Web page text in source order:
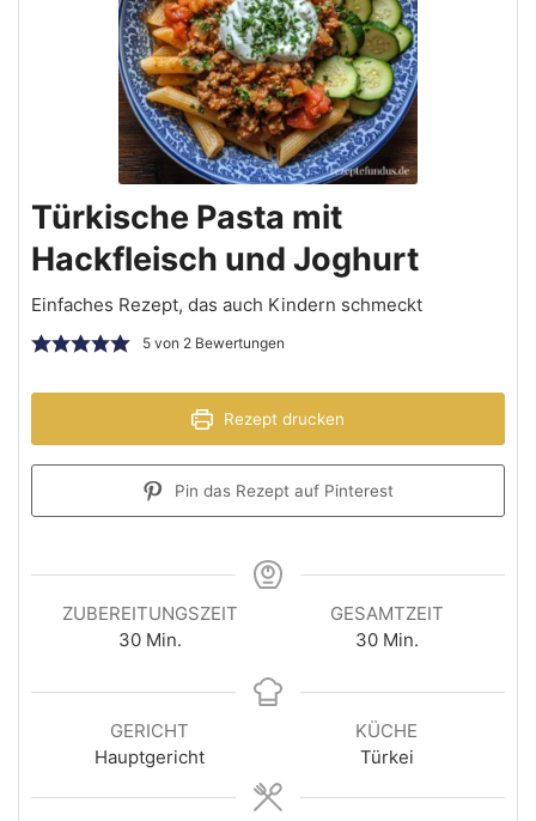
Türkische Pasta mit
Hackfleisch und Joghurt
Einfaches Rezept, das auch Kindern schmeckt
5von 2Bewertungen
Rezept drucken
Pin das Rezept auf Pinterest
ZUBEREITUNGSZEIT
30 Min.
GESAMTZEIT
30 Min.
GERICHT
Hauptgericht
KÜCHE
Türkei